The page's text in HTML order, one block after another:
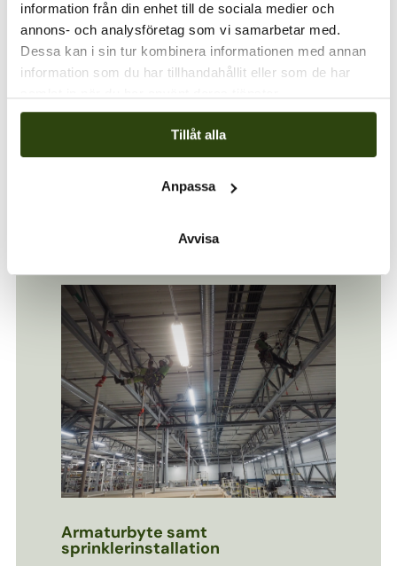
information från din enhet till de sociala medier och
annons- och analysföretag som vi samarbetar med.
Dessa kan i sin tur kombinera informationen med annan
information som du har tillhandahållit eller som de har
Tillåt alla
Anpassa
Avvisa
Referens-
Armaturbyte samt
sprinklerinstallation